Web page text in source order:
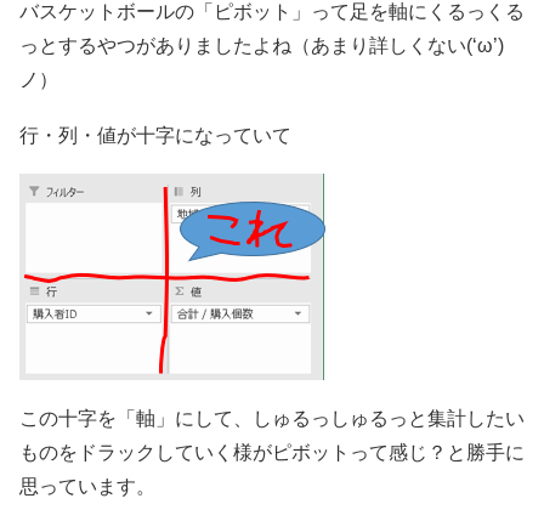
バスケットボールの「ピボット」って足を軸にくるっくる
っとするやつがありましたよね（あまり詳しくない(‘ω’)
ノ）
行・列・値が十字になっていて
この十字を「軸」にして、しゅるっしゅるっと集計したい
ものをドラックしていく様がピボットって感じ？と勝手に
思っています。